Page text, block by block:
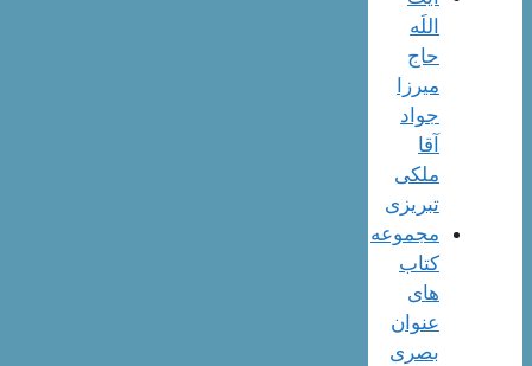
اللَه
حاج
میرزا
جواد
آقا
ملکی
تبریزی
مجموعه
کتاب
های
عنوان
بصری